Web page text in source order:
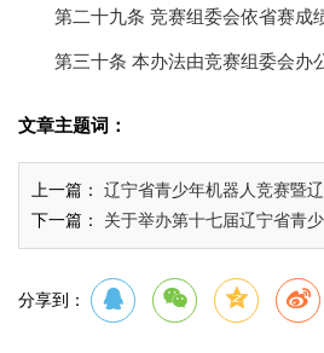
第二十九条 竞赛组委会依省赛成
第三十条 本办法由竞赛组委会办
文章主题词：
上一篇：
辽宁省青少年机器人竞赛暨
下一篇：
关于举办第十七届辽宁省青
分享到：